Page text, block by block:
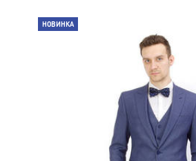
НОВИНКА